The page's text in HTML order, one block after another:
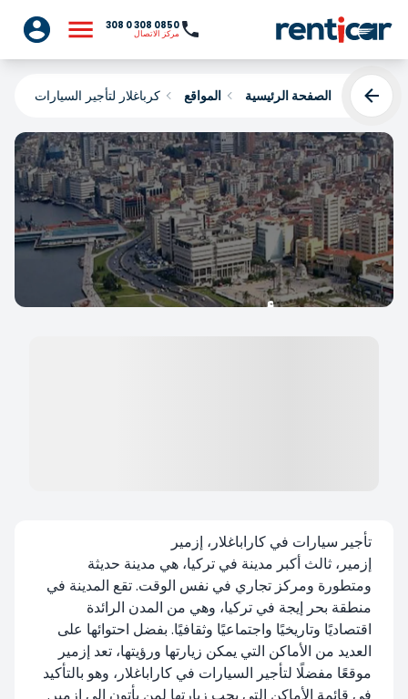
0850 308 0 308
مركز الاتصال
الصفحة الرئيسية المواقع كرباغلار لتأجير السيارات
كرباغلار لتأجير السيارات
تأجير سيارات في كاراباغلار، إزمير
إزمير، ثالث أكبر مدينة في تركيا، هي مدينة حديثة
ومتطورة ومركز تجاري في نفس الوقت. تقع المدينة في
منطقة بحر إيجة في تركيا، وهي من المدن الرائدة
اقتصاديًا وتاريخيًا واجتماعيًا وثقافيًا. بفضل احتوائها على
العديد من الأماكن التي يمكن زيارتها ورؤيتها، تعد إزمير
موقعًا مفضلًا لتأجير السيارات في كاراباغلار، وهو بالتأكيد
في قائمة الأماكن التي يجب زيارتها لمن يأتون إلى إزمير.